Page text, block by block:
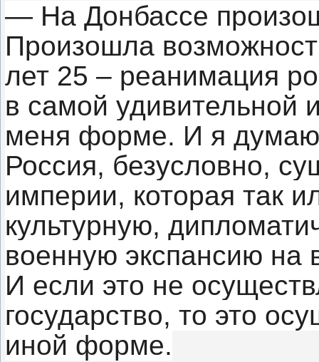
— На Донбассе
Произошла
лет 25 – реанимация
в самой
меня форме. И я
Россия, безусловно,
империи, которая так
культурную,
военную экспансию на
И если это не
государство, то это
иной форме.